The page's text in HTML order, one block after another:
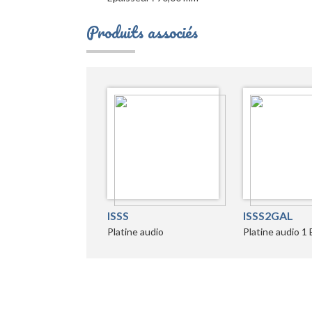
Produits associés
ISSS
Platine audio
ISSS2GAL
Platine audio 1